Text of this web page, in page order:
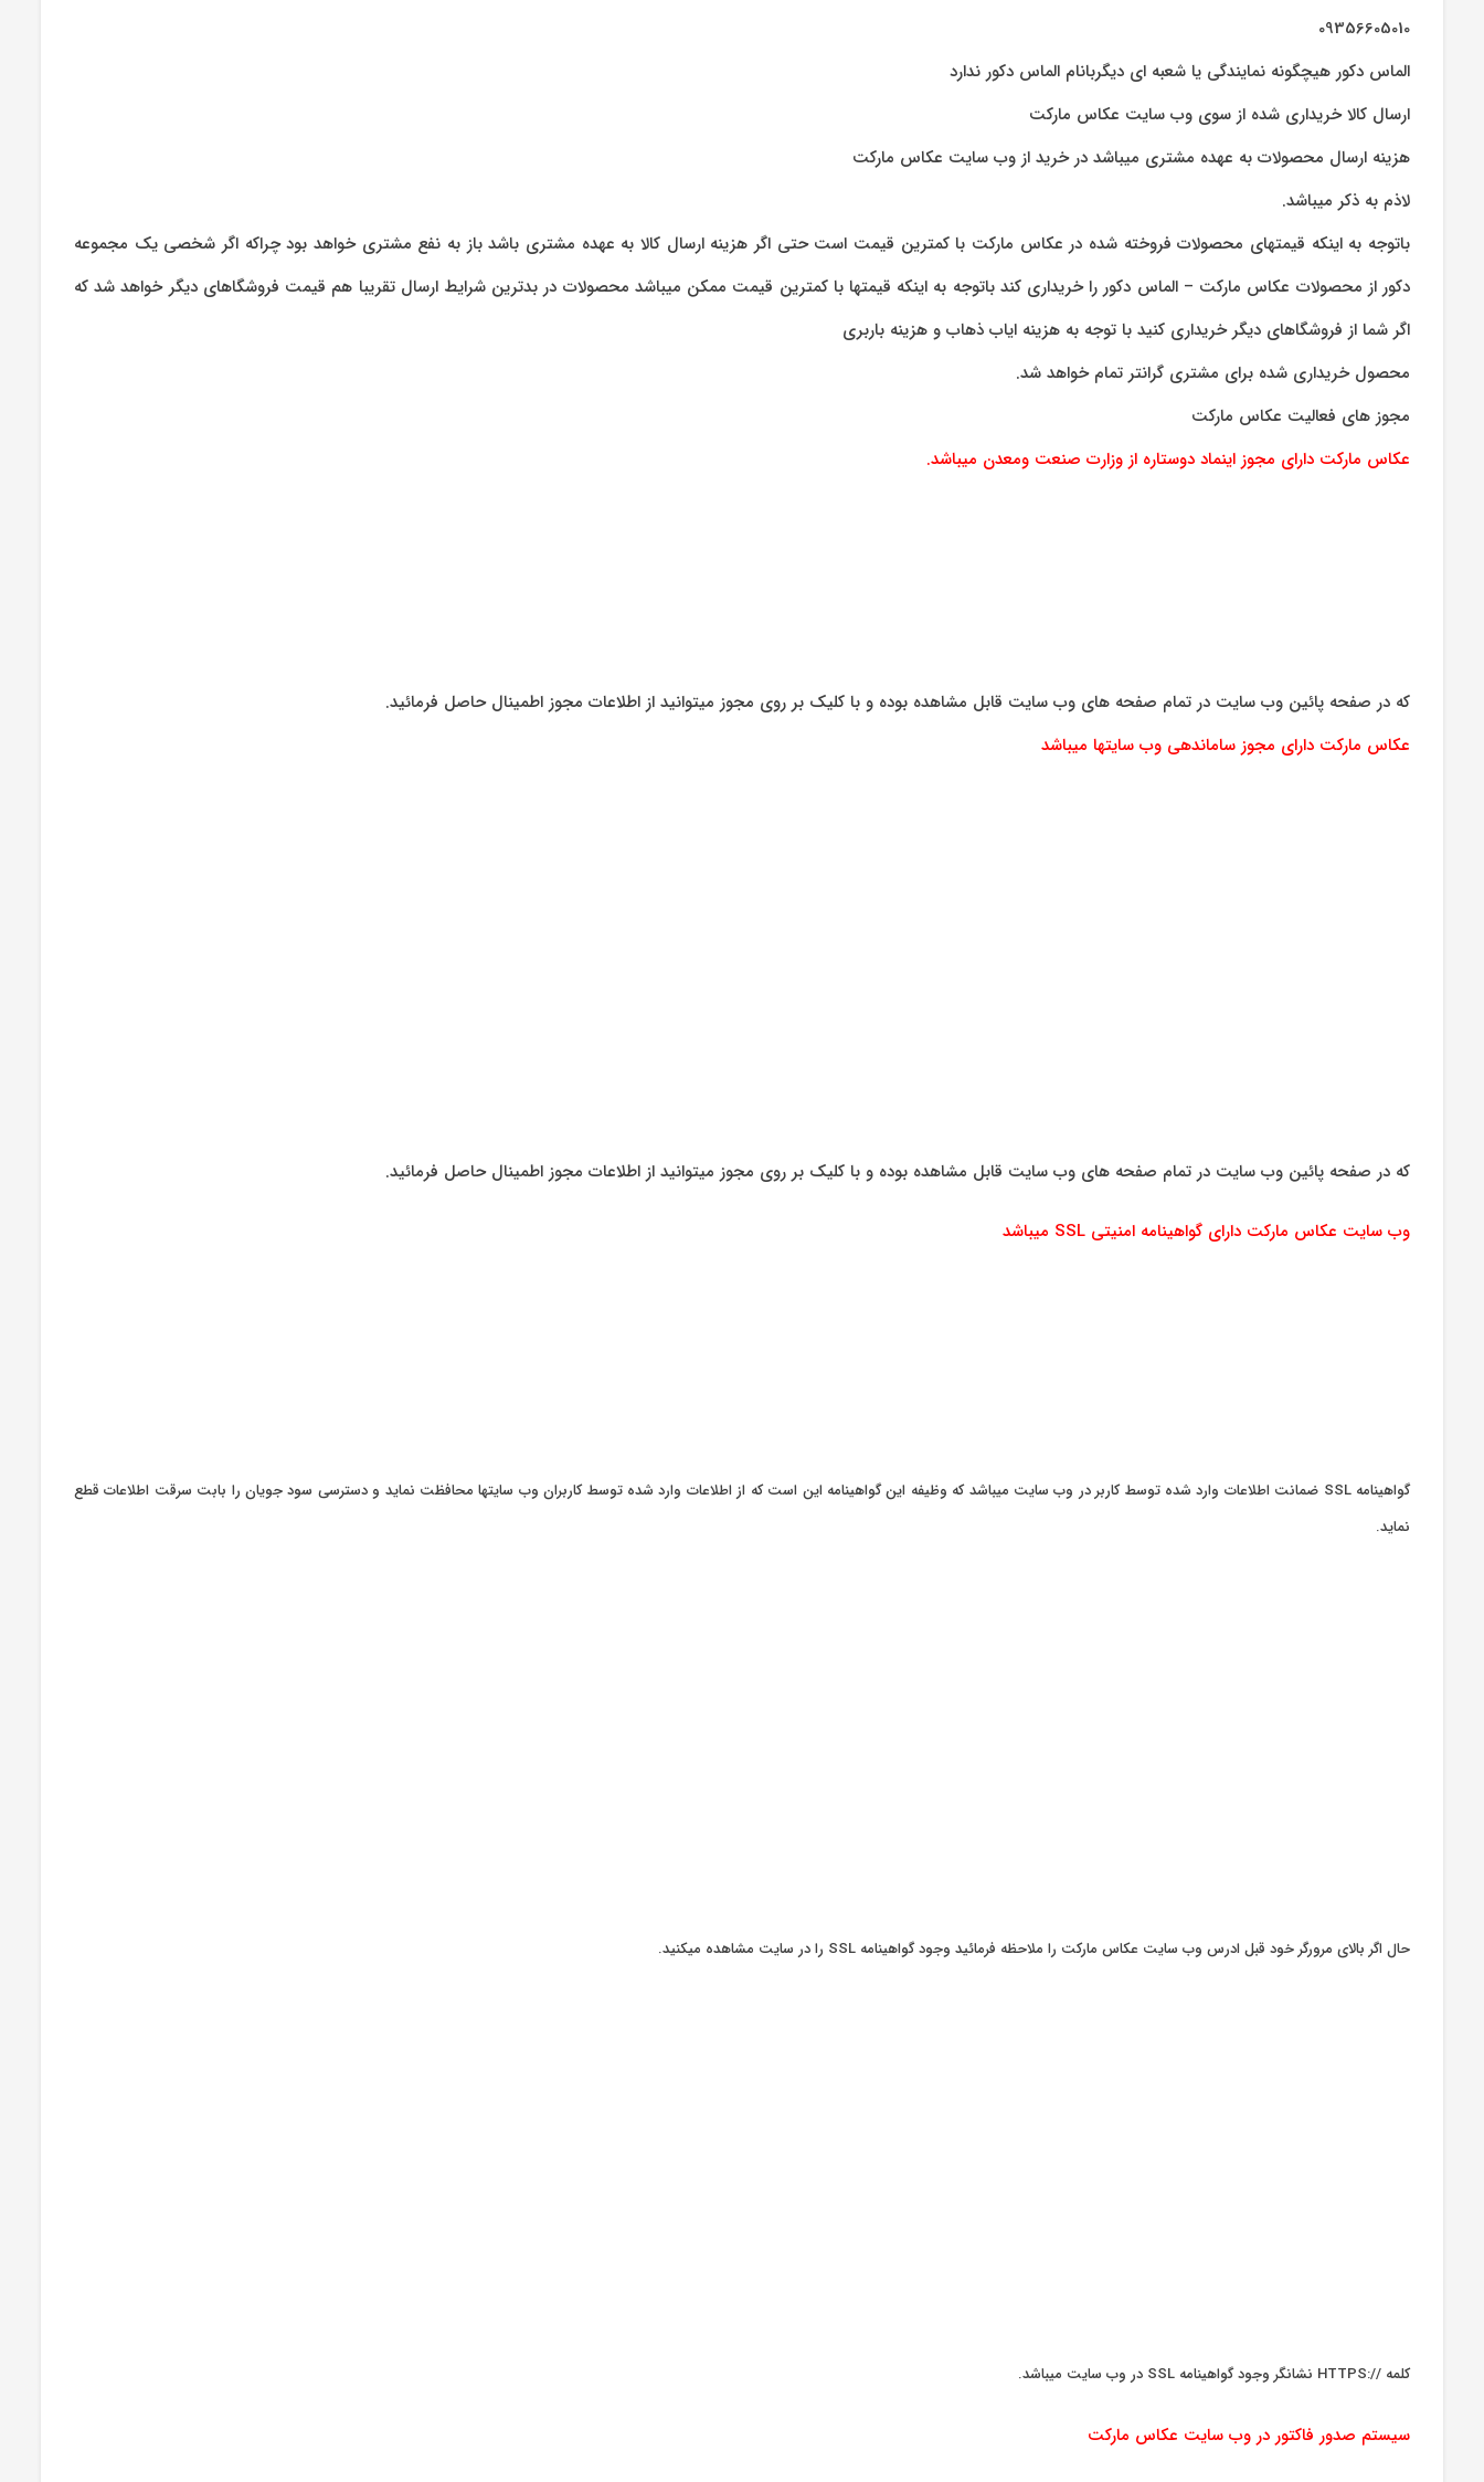
09356605010
الماس دکور هیچگونه نمایندگی یا شعبه ای دیگربانام الماس دکور ندارد
ارسال کالا خریداری شده از سوی وب سایت عکاس مارکت
هزینه ارسال محصولات به عهده مشتری میباشد در خرید از وب سایت عکاس مارکت
لاذم به ذکر میباشد.
باتوجه به اینکه قیمتهای محصولات فروخته شده در عکاس مارکت با کمترین قیمت است حتی اگر هزینه ارسال کالا به عهده مشتری باشد باز به نفع مشتری خواهد بود چراکه اگر شخصی یک مجموعه
دکور از محصولات عکاس مارکت – الماس دکور را خریداری کند باتوجه به اینکه قیمتها با کمترین قیمت ممکن میباشد محصولات در بدترین شرایط ارسال تقریبا هم قیمت فروشگاهای دیگر خواهد شد که
اگر شما از فروشگاهای دیگر خریداری کنید با توجه به هزینه ایاب ذهاب و هزینه باربری
محصول خریداری شده برای مشتری گرانتر تمام خواهد شد.
مجوز های فعالیت عکاس مارکت
عکاس مارکت دارای مجوز اینماد دوستاره از وزارت صنعت ومعدن میباشد.
که در صفحه پائین وب سایت در تمام صفحه های وب سایت قابل مشاهده بوده و با کلیک بر روی مجوز میتوانید از اطلاعات مجوز اطمینال حاصل فرمائید.
عکاس مارکت دارای مجوز ساماندهی وب سایتها میباشد
که در صفحه پائین وب سایت در تمام صفحه های وب سایت قابل مشاهده بوده و با کلیک بر روی مجوز میتوانید از اطلاعات مجوز اطمینال حاصل فرمائید.
وب سایت عکاس مارکت دارای گواهینامه امنیتی SSL میباشد
گواهینامه SSL ضمانت اطلاعات وارد شده توسط کاربر در وب سایت میباشد که وظیفه این گواهینامه این است که از اطلاعات وارد شده توسط کاربران وب سایتها محافظت نماید و دسترسی سود جویان را بابت سرقت اطلاعات قطع
نماید.
حال اگر بالای مرورگر خود قبل ادرس وب سایت عکاس مارکت را ملاحظه فرمائید وجود گواهینامه SSL را در سایت مشاهده میکنید.
کلمه //:HTTPS نشانگر وجود گواهینامه SSL در وب سایت میباشد.
سیستم صدور فاکتور در وب سایت عکاس مارکت